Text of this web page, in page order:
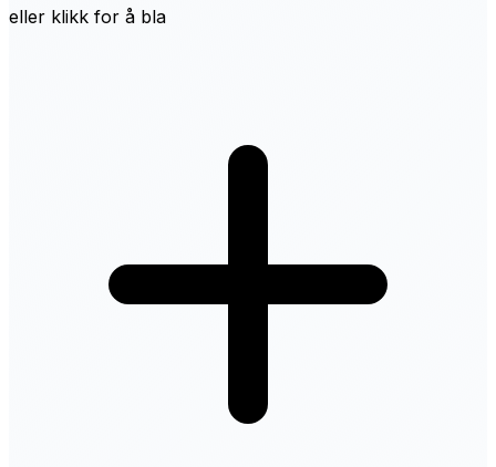
eller klikk for å bla